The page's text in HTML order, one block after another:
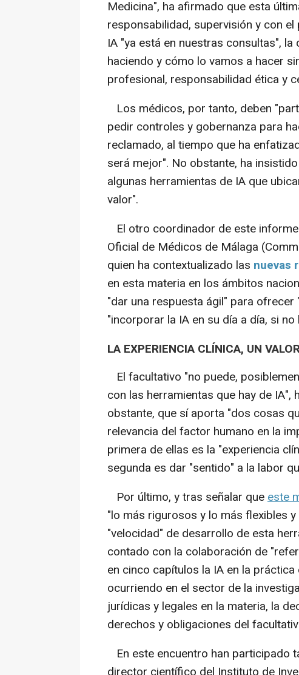
Medicina", ha afirmado que esta
responsabilidad, supervisión y con
IA "ya está en nuestras consultas",
haciendo y cómo lo vamos a hacer
profesional, responsabilidad ética y
Los médicos, por tanto, deben
pedir controles y gobernanza para
reclamado, al tiempo que ha
será mejor". No obstante, ha
algunas herramientas de IA que
valor".
El otro coordinador de este
Oficial de Médicos de Málaga
quien ha contextualizado las nuevas
en esta materia en los ámbitos
"dar una respuesta ágil" para
"incorporar la IA en su día a día, si
LA EXPERIENCIA CLÍNICA, UN
El facultativo "no puede,
con las herramientas que hay de
obstante, que sí aporta "dos cosas
relevancia del factor humano en la
primera de ellas es la "experiencia
segunda es dar "sentido" a la labor
Por último, y tras señalar queeste
"lo más rigurosos y lo más flexibles
"velocidad" de desarrollo de esta
contado con la colaboración de
en cinco capítulos la IA en la
ocurriendo en el sector de la
jurídicas y legales en la materia, la
derechos y obligaciones del
En este encuentro han participado